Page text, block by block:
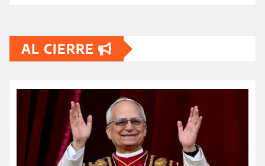
AL CIERRE